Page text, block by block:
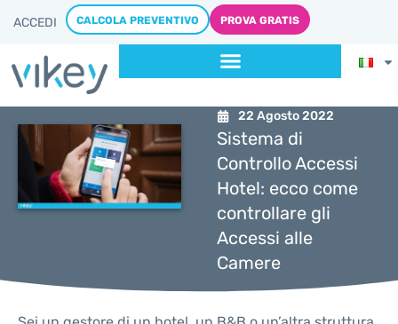
ACCEDI CALCOLA PREVENTIVO PROVA GRATIS
22 Agosto 2022
Sistema di
Controllo Accessi
Hotel: ecco come
controllare gli
Accessi alle
Camere